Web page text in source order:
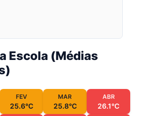
Escola (Médias
FEV
25.6°C
MAR
25.8°C
ABR
26.1°C